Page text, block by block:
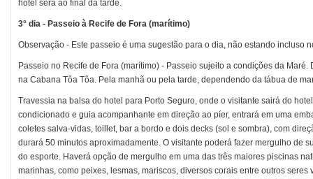
hotel será ao final da tarde.
3° dia - Passeio à Recife de Fora (marítimo)
Observação - Este passeio é uma sugestão para o dia, não estando incluso
Passeio no Recife de Fora (marítimo) - Passeio sujeito a condições da
na Cabana Tôa Tôa. Pela manhã ou pela tarde, dependendo da tábua de
Travessia na balsa do hotel para Porto Seguro, onde o visitante sairá do
condicionado e guia acompanhante em direção ao píer, entrará em uma
coletes salva-vidas, toillet, bar a bordo e dois decks (sol e sombra), com
durará 50 minutos aproximadamente. O visitante poderá fazer mergulho de
do esporte. Haverá opção de mergulho em uma das três maiores piscinas
marinhas, como peixes, lesmas, mariscos, diversos corais entre outros